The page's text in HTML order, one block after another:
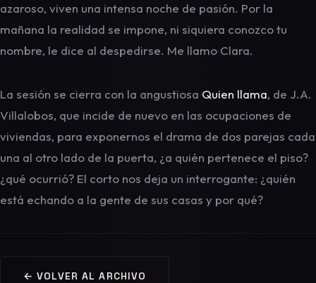
azaroso, viven una intensa noche de pasión. Por la
mañana la realidad se impone, ni siquiera conozco tu
nombre, le dice al despedirse. Me llamo Clara.
La sesión se cierra con la angustiosa Quien llama, de J.A.
Villalobos, que incide de nuevo en las ocupaciones de
viviendas, para exponernos el drama de dos parejas cada
una al otro lado de la puerta, ¿a quién pertenece el piso?
¿qué ocurrió? El corto nos deja un interrogante: ¿quién
está echando a la gente de sus casas y por qué?
← VOLVER AL ARCHIVO